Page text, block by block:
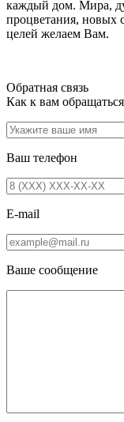
каждый дом. Мира,
процветания, новых
целей желаем Вам.
Обратная связь
Как к вам
Ваш телефон
E-mail
Ваше сообщение